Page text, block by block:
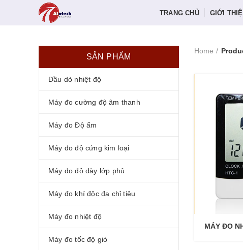
TRANG CHỦ GIỚI
Home
MÁY ĐO
SẢN PHẨM
Đầu dò nhiệt độ
Máy đo cường độ âm thanh
Máy đo Độ ẩm
Máy đo độ cứng kim loại
Máy đo độ dày lớp phủ
Máy đo khí độc đa chỉ tiêu
Máy đo nhiệt độ
Máy đo tốc độ gió